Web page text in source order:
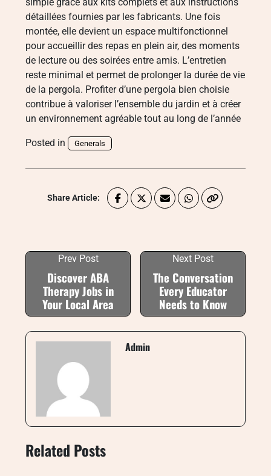
détaillées fournies par les fabricants. Une fois
montée, elle devient un espace multifonctionnel
pour accueillir des repas en plein air, des moments
de lecture ou des soirées entre amis. L’entretien
reste minimal et permet de prolonger la durée de vie
de la pergola. Profiter d’une pergola bien choisie
contribue à valoriser l’ensemble du jardin et à créer
un environnement agréable tout au long de l’année
Posted in Generals
Share Article:
Prev Post
Discover ABA
Therapy Jobs in
Your Local Area
Next Post
The Conversation
Every Educator
Needs to Know
Admin
Related Posts